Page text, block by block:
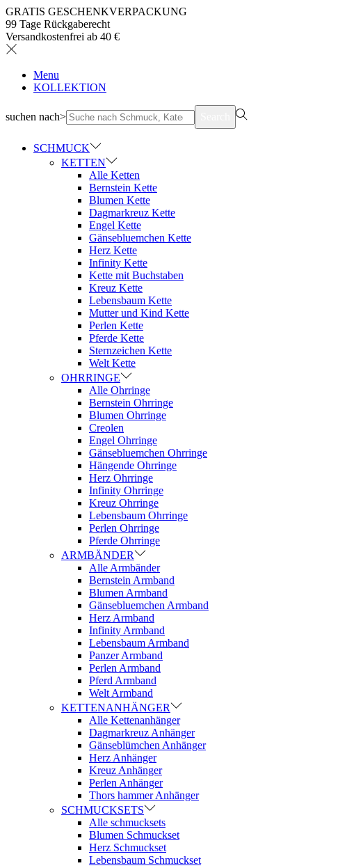
GRATIS GESCHENKVERPACKUNG
99 Tage Rückgaberecht
Versandkostenfrei ab 40 €
Menu
KOLLEKTION
suchen nach>
SCHMUCK
KETTEN
Alle Ketten
Bernstein Kette
Blumen Kette
Dagmarkreuz Kette
Engel Kette
Gänsebluemchen Kette
Herz Kette
Infinity Kette
Kette mit Buchstaben
Kreuz Kette
Lebensbaum Kette
Mutter und Kind Kette
Perlen Kette
Pferde Kette
Sternzeichen Kette
Welt Kette
OHRRINGE
Alle Ohrringe
Bernstein Ohrringe
Blumen Ohrringe
Creolen
Engel Ohrringe
Gänsebluemchen Ohrringe
Hängende Ohrringe
Herz Ohrringe
Infinity Ohrringe
Kreuz Ohrringe
Lebensbaum Ohrringe
Perlen Ohrringe
Pferde Ohrringe
ARMBÄNDER
Alle Armbänder
Bernstein Armband
Blumen Armband
Gänsebluemchen Armband
Herz Armband
Infinity Armband
Lebensbaum Armband
Panzer Armband
Perlen Armband
Pferd Armband
Welt Armband
KETTENANHÄNGER
Alle Kettenanhänger
Dagmarkreuz Anhänger
Gänseblümchen Anhänger
Herz Anhänger
Kreuz Anhänger
Perlen Anhänger
Thors hammer Anhänger
SCHMUCKSETS
Alle schmucksets
Blumen Schmuckset
Herz Schmuckset
Lebensbaum Schmuckset